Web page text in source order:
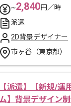
~2,840円／時
派遣
2D背景デザイナー
市ヶ谷（東京都）
派遣】【新規/運
】背景デザイン